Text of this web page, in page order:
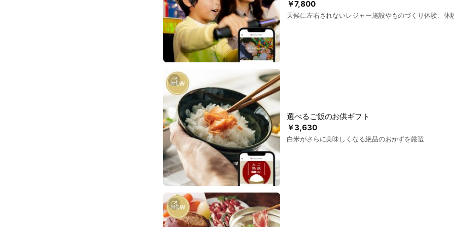
￥7,800
天候に左右されないレジャー施設やものづくり体験、体
￥3,630
選べるご飯のお供ギフト
白米がさらに美味しくなる絶品のおかずを厳選